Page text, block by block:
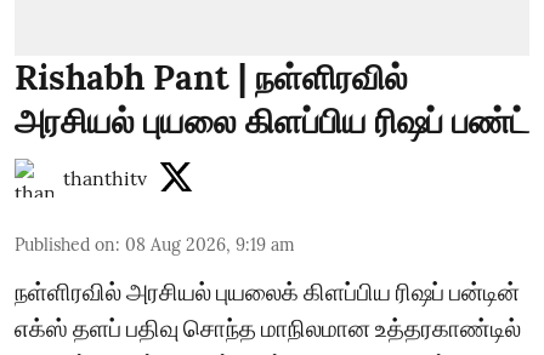
Rishabh Pant | நள்ளிரவில்
அரசியல் புயலை கிளப்பிய ரிஷப் பண்ட்
thanthitv
Published on: 08 Aug 2026, 9:19 am
நள்ளிரவில் அரசியல் புயலைக் கிளப்பிய ரிஷப் பன்டின்
எக்ஸ் தளப் பதிவு சொந்த மாநிலமான உத்தரகாண்டில்